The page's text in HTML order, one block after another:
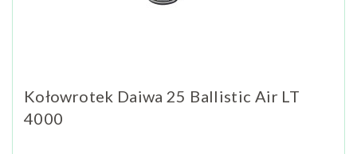
Kołowrotek Daiwa 25 Ballistic Air LT
4000